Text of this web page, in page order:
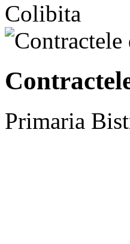
Colibita
Primaria